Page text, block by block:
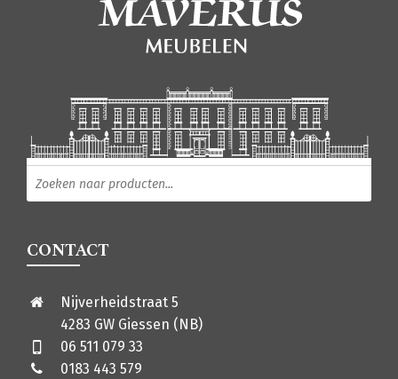
CONTACT
Nijverheidstraat 5
4283 GW Giessen (NB)
06 511 079 33
0183 443 579